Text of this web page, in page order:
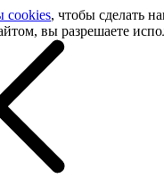
cookies, чтобы сделать
вы разрешаете